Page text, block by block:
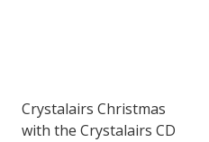
Crystalairs Christmas
with the Crystalairs CD